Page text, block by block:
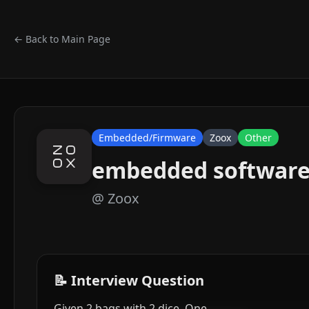
← Back to Main Page
Embedded/Firmware Zoox Other
embedded
@ Zoox
📝 Interview Question